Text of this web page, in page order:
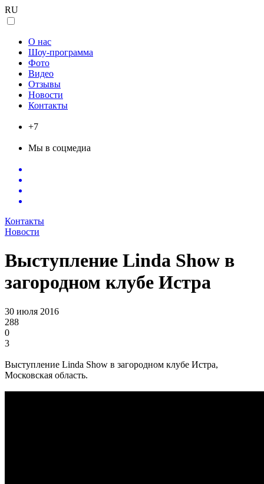
RU
О нас
Шоу-программа
Фото
Видео
Отзывы
Новости
Контакты
+7
Мы в соцмедиа
Контакты
Новости
Выступление Linda Show в
загородном клубе Истра
30 июля 2016
288
0
3
Выступление Linda Show в загородном клубе Истра,
Московская область.